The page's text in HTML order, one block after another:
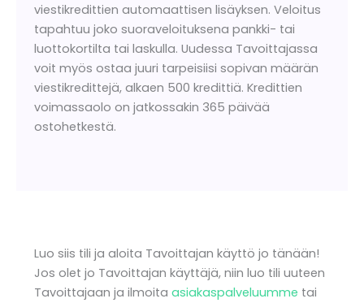
viestikredittien automaattisen lisäyksen. Veloitus
tapahtuu joko suoraveloituksena pankki- tai
luottokortilta tai laskulla. Uudessa Tavoittajassa
voit myös ostaa juuri tarpeisiisi sopivan määrän
viestikredittejä, alkaen 500 kredittiä. Kredittien
voimassaolo on jatkossakin 365 päivää
ostohetkestä.
Luo siis tili ja aloita Tavoittajan käyttö jo tänään!
Jos olet jo Tavoittajan käyttäjä, niin luo tili uuteen
Tavoittajaan ja ilmoita asiakaspalveluumme tai